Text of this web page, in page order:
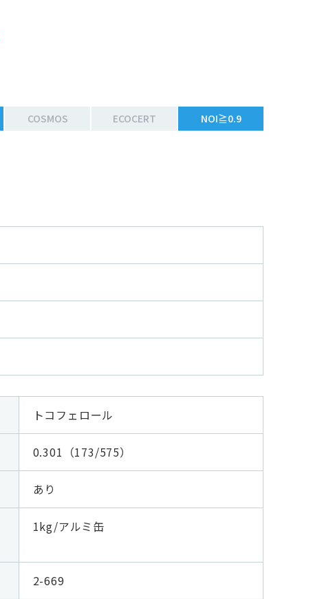
COSMOS ECOCERT NOI≧0.9
トコフェロール
0.301（173/575）
あり
1kg/アルミ缶
2-669